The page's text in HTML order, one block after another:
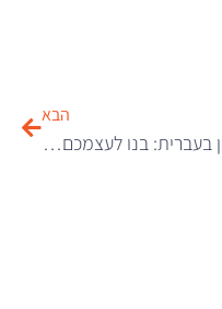
הבא
נושן בעברית: בנו לעצמכם מוח שני שיעשה סדר במשימות ובחיים